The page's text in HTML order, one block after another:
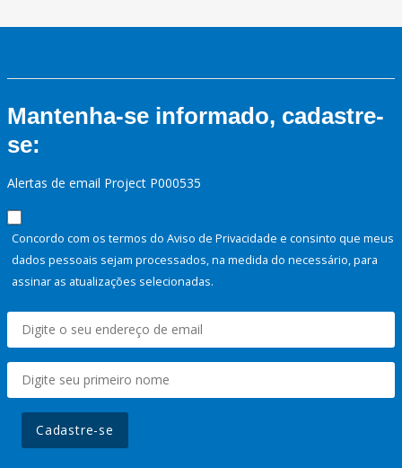
Mantenha-se informado, cadastre-
se:
Alertas de email Project P000535
Concordo com os termos do Aviso de Privacidade e consinto que meus
dados pessoais sejam processados, na medida do necessário, para
assinar as atualizações selecionadas.
Cadastre-se